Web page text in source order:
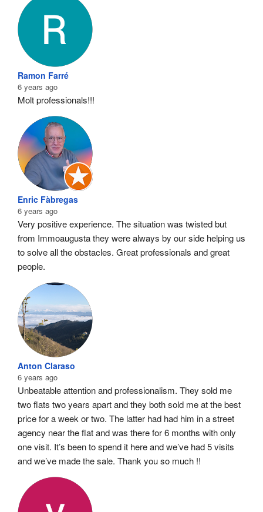
Ramon Farré
6 years ago
Molt professionals!!!
Enric Fàbregas
6 years ago
Very positive experience. The situation was twisted but
from Immoaugusta they were always by our side helping us
to solve all the obstacles. Great professionals and great
people.
Anton Claraso
6 years ago
Unbeatable attention and professionalism. They sold me
two flats two years apart and they both sold me at the best
price for a week or two. The latter had had him in a street
agency near the flat and was there for 6 months with only
one visit. It’s been to spend it here and we’ve had 5 visits
and we’ve made the sale. Thank you so much !!